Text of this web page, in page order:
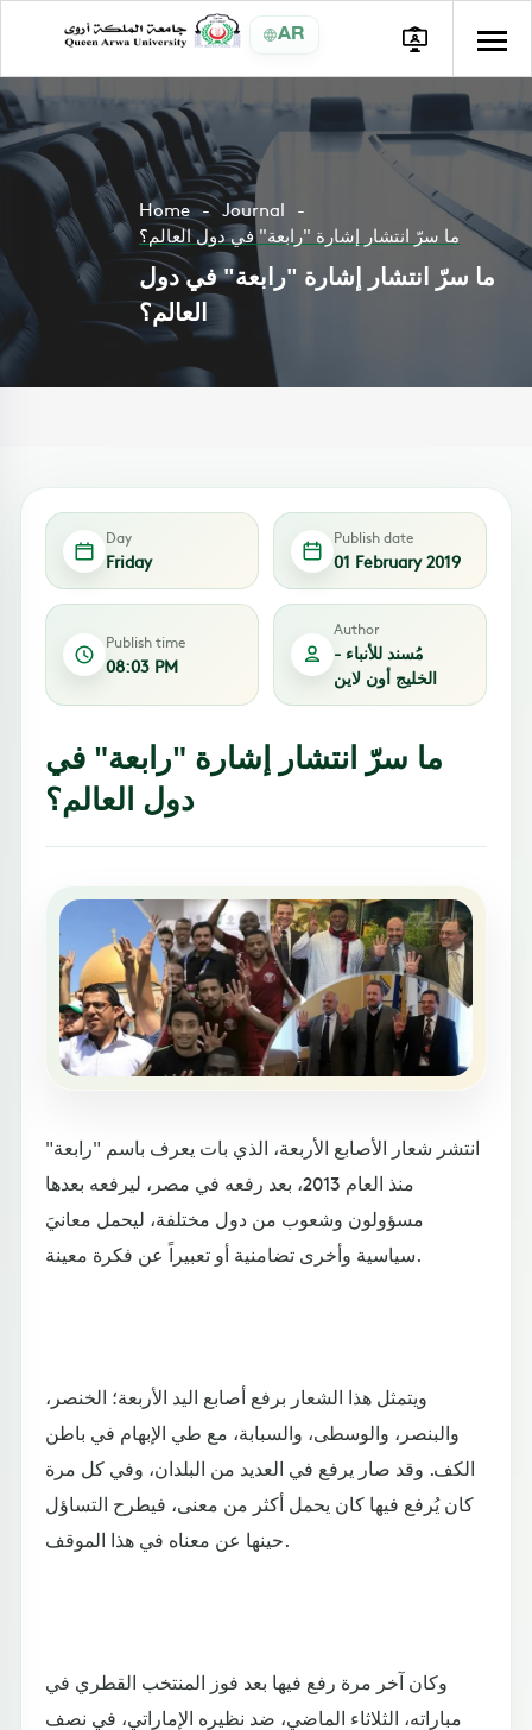
AR
Home
Journal
ما سرّ انتشار إشارة "رابعة" في دول العالم؟
ما سرّ انتشار إشارة "رابعة" في دول
العالم؟
Day
Friday
Publish date
01 February 2019
Publish time
08:03 PM
Author
مُسند للأنباء -
الخليج أون لاين
ما سرّ انتشار إشارة "رابعة" في
دول العالم؟
انتشر شعار الأصابع الأربعة، الذي بات يعرف باسم "رابعة"
منذ العام 2013، بعد رفعه في مصر، ليرفعه بعدها
مسؤولون وشعوب من دول مختلفة، ليحمل معانيَ
سياسية وأخرى تضامنية أو تعبيراً عن فكرة معينة.
ويتمثل هذا الشعار برفع أصابع اليد الأربعة؛ الخنصر،
والبنصر، والوسطى، والسبابة، مع طي الإبهام في باطن
الكف. وقد صار يرفع في العديد من البلدان، وفي كل مرة
كان يُرفع فيها كان يحمل أكثر من معنى، فيطرح التساؤل
حينها عن معناه في هذا الموقف.
وكان آخر مرة رفع فيها بعد فوز المنتخب القطري في
مباراته، الثلاثاء الماضي، ضد نظيره الإماراتي، في نصف